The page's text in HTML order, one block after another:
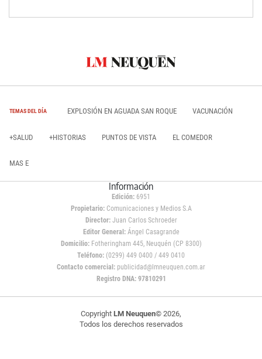
TEMAS DEL DÍA EXPLOSIÓN EN AGUADA SAN ROQUE VACUNACIÓN
+SALUD +HISTORIAS PUNTOS DE VISTA EL COMEDOR
MAS E
Información
Edición: 6951
Propietario:Comunicaciones y Medios S.A
Director: Juan Carlos Schroeder
Editor General:Ángel Casagrande
Domicilio:Fotheringham 445, Neuquén (CP 8300)
Teléfono: (0299) 449 0400 / 449 0410
Contacto comercial: publicidad@lmneuquen.com.ar
Registro DNA: 97810291
Copyright LM Neuquen© 2026,
Todos los derechos reservados